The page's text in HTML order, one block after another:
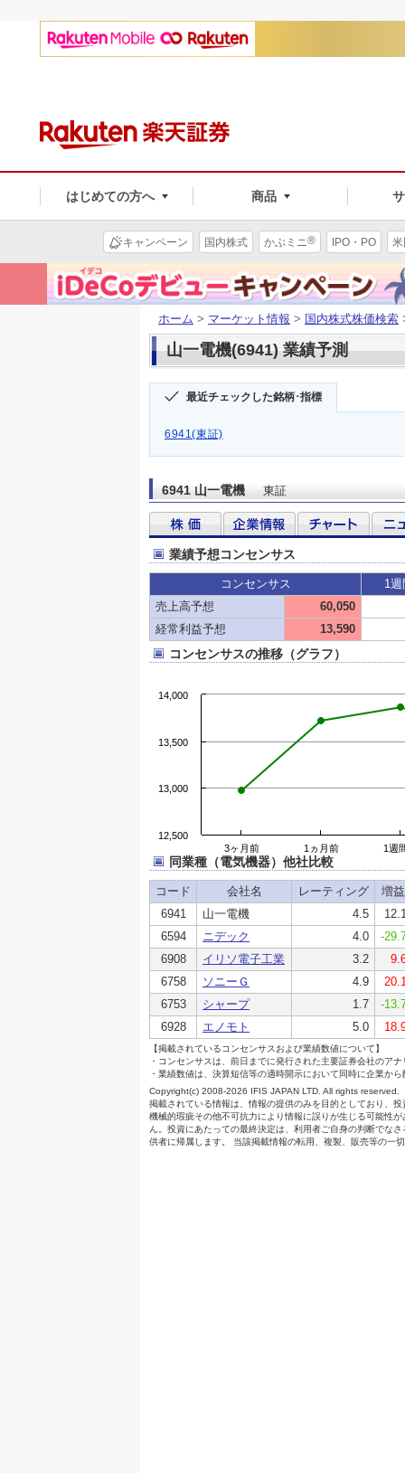
はじめての方へ 商品
キャンペーン 国内株式 かぶミニ® IPO・PO
ホーム > マーケット情報 > 国内株式株価検索
山一電機(6941) 業績予測
最近チェックした銘柄･指標
6941(東証)
6941 山一電機 東証